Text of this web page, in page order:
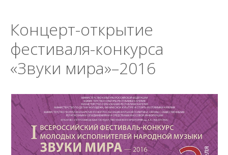
Концерт-открытие
фестиваля-конкурса
«Звуки мира»–2016